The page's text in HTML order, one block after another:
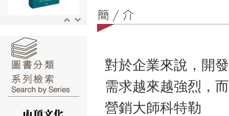
⑥
對於企業來說，開
需求越來越強烈，
營銷大師科特勒